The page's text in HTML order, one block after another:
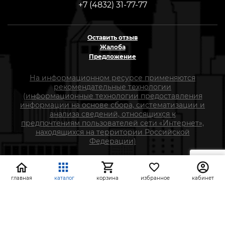
+7 (4832) 31-77-77
Оставить отзыв
Жалоба
Предложение
На информационном ресурсе применяются
рекомендательные технологии
(информационные технологии предоставления
информации на основе сбора, систематизации и
анализа сведений, относящихся к
предпочтениям пользователей сети «Интернет»,
находящихся на территории Российской
Федерации)
СтройлоН 1998-2026 г.
Публичная оферта
главная каталог корзина избранное кабинет